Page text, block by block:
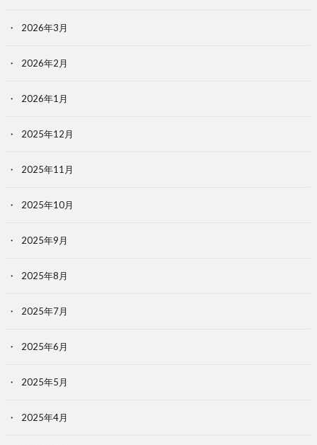
2026年3月
2026年2月
2026年1月
2025年12月
2025年11月
2025年10月
2025年9月
2025年8月
2025年7月
2025年6月
2025年5月
2025年4月